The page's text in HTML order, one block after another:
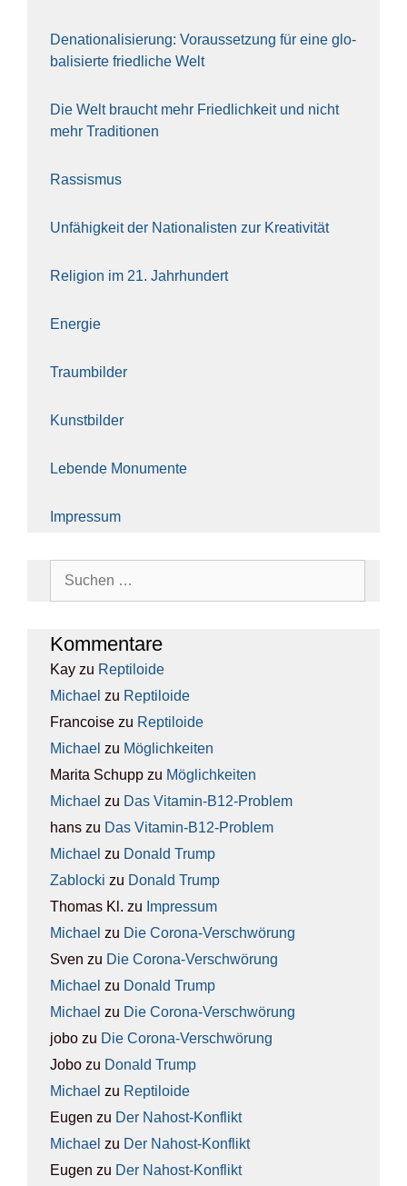
Dena­tio­na­li­sie­rung: Vor­aus­set­zung für eine glo­
ba­li­sier­te fried­li­che Welt
Die Welt braucht mehr Fried­lich­keit und nicht
mehr Tra­di­tio­nen
Ras­sis­mus
Unfä­hig­keit der Natio­na­lis­ten zur Krea­ti­vi­tät
Reli­gi­on im 21. Jahr­hun­dert
Ener­gie
Traum­bil­der
Kunst­bil­der
Leben­de Monu­men­te
Impres­sum
Kom­men­ta­re
Kay zu Rep­ti­lo­ide
Michael zu Rep­ti­lo­ide
Francoise zu Rep­ti­lo­ide
Michael zu Mög­lich­kei­ten
Marita Schupp zu Mög­lich­kei­ten
Michael zu Das Vit­amin-B12-Pro­blem
hans zu Das Vit­amin-B12-Pro­blem
Michael zu Donald Trump
Zablocki zu Donald Trump
Thomas Kl. zu Impres­sum
Michael zu Die Coro­na-Ver­schwö­rung
Sven zu Die Coro­na-Ver­schwö­rung
Michael zu Donald Trump
Michael zu Die Coro­na-Ver­schwö­rung
jobo zu Die Coro­na-Ver­schwö­rung
Jobo zu Donald Trump
Michael zu Rep­ti­lo­ide
Eugen zu Der Nah­ost-Kon­flikt
Michael zu Der Nah­ost-Kon­flikt
Eugen zu Der Nah­ost-Kon­flikt